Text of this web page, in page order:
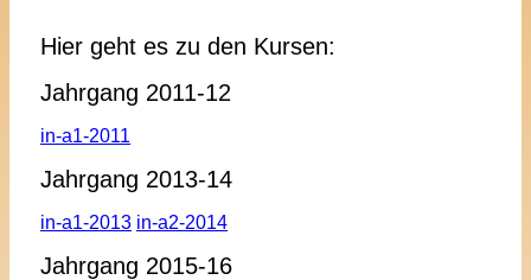
Hier geht es zu den Kursen:
Jahrgang 2011-12
in-a1-2011
Jahrgang 2013-14
in-a1-2013 in-a2-2014
Jahrgang 2015-16